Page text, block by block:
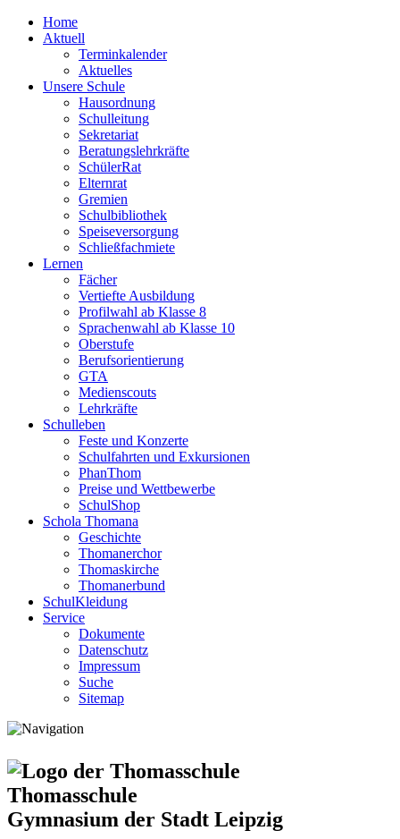
Home
Aktuell
Terminkalender
Aktuelles
Unsere Schule
Hausordnung
Schulleitung
Sekretariat
Beratungslehrkräfte
SchülerRat
Elternrat
Gremien
Schulbibliothek
Speiseversorgung
Schließfachmiete
Lernen
Fächer
Vertiefte Ausbildung
Profilwahl ab Klasse 8
Sprachenwahl ab Klasse 10
Oberstufe
Berufsorientierung
GTA
Medienscouts
Lehrkräfte
Schulleben
Feste und Konzerte
Schulfahrten und Exkursionen
PhanThom
Preise und Wettbewerbe
SchulShop
Schola Thomana
Geschichte
Thomanerchor
Thomaskirche
Thomanerbund
SchulKleidung
Service
Dokumente
Datenschutz
Impressum
Suche
Sitemap
Thomasschule
Gymnasium der Stadt Leipzig